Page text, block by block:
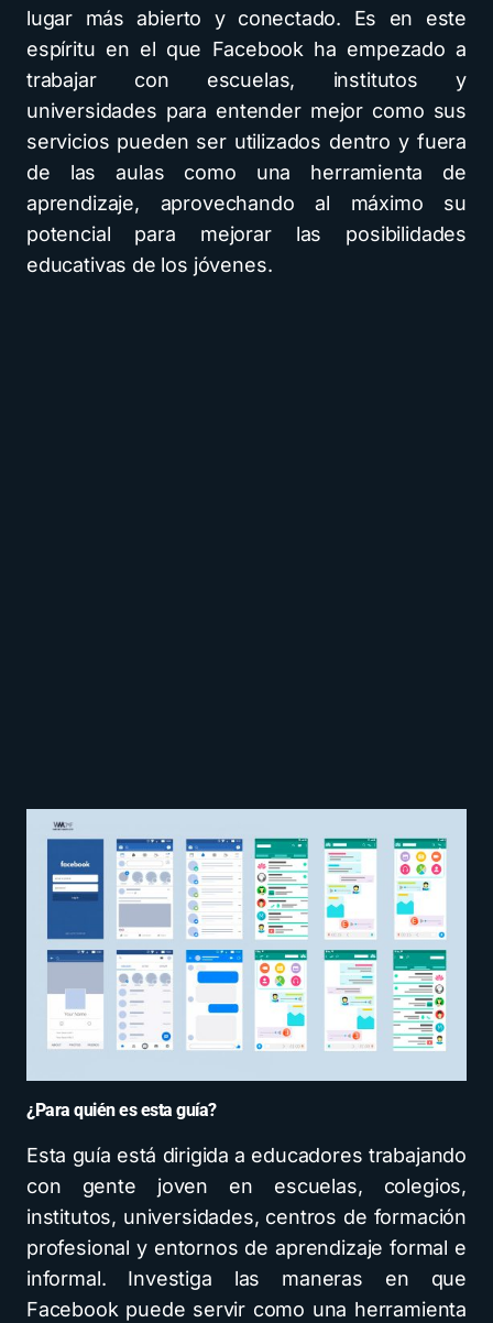
lugar más abierto y conectado. Es en este
espíritu en el que Facebook ha empezado a
trabajar con escuelas, institutos y
universidades para entender mejor como sus
servicios pueden ser utilizados dentro y fuera
de las aulas como una herramienta de
aprendizaje, aprovechando al máximo su
potencial para mejorar las posibilidades
educativas de los jóvenes.
¿Para quién es esta guía?
Esta guía está dirigida a educadores trabajando
con gente joven en escuelas, colegios,
institutos, universidades, centros de formación
profesional y entornos de aprendizaje formal e
informal. Investiga las maneras en que
Facebook puede servir como una herramienta